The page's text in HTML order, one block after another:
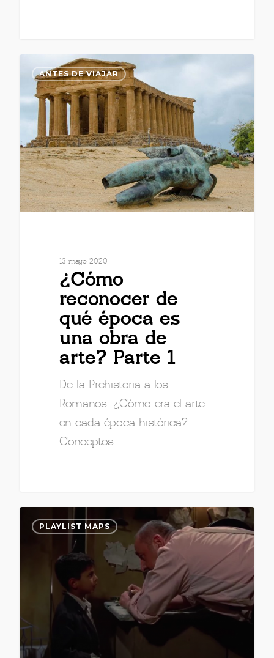
ANTES DE VIAJAR
13 mayo 2020
¿Cómo
reconocer de
qué época es
una obra de
arte? Parte 1
De la Prehistoria a los
Romanos. ¿Cómo era el arte
en cada época histórica?
Conceptos…
PLAYLIST MAPS